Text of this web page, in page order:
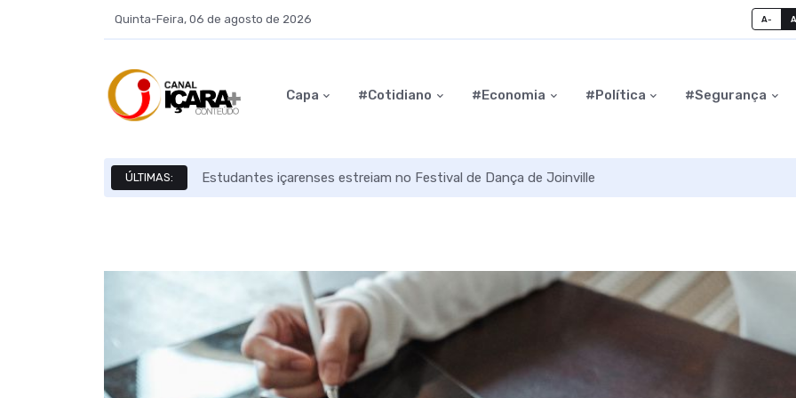
Quinta-Feira, 06 de agosto de 2026 A- A
Capa #Cotidiano #Economia #Política #Segurança
ÚLTIMAS: Estudantes içarenses estreiam no Festival de Dança de Joinville